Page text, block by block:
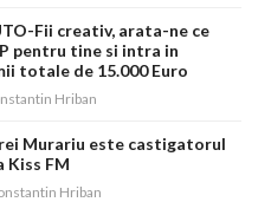
Fii creativ, arata-ne ce
pentru tine si intra in
totale de 15.000 Euro
Hriban
Murariu este castigatorul
Kiss FM
Hriban